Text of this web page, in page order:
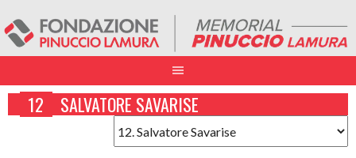
12 SALVATORE SAVARISE